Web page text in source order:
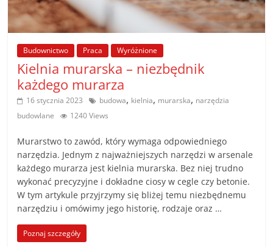
Budownictwo Praca Wyróżnione
Kielnia murarska – niezbędnik
każdego murarza
16 stycznia 2023 budowa, kielnia, murarska, narzędzia
budowlane
1240 Views
Murarstwo to zawód, który wymaga odpowiedniego
narzędzia. Jednym z najważniejszych narzędzi w arsenale
każdego murarza jest kielnia murarska. Bez niej trudno
wykonać precyzyjne i dokładne ciosy w cegle czy betonie.
W tym artykule przyjrzymy się bliżej temu niezbędnemu
narzędziu i omówimy jego historię, rodzaje oraz …
Poznaj szczegóły